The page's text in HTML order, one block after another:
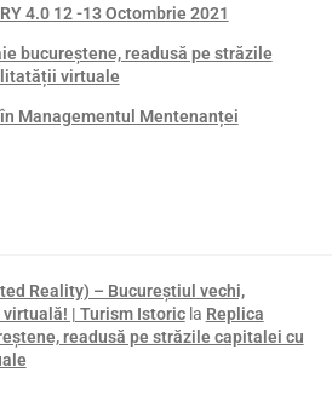
4.0 12 -13 Octombrie 2021
bucureștene, readusă pe străzile
virtuale
Managementul Mentenanței
Reality) – ​Bucureştiul vechi,
| Turism Istoricla Replica
readusă pe străzile capitalei cu